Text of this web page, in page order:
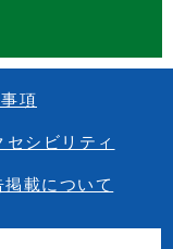
項
セシビリティ
掲載について